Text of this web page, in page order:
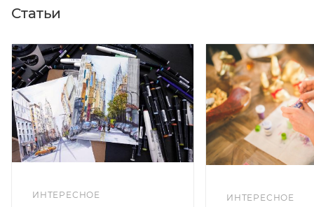
Статьи
ИНТЕРЕСНОЕ ИНТЕРЕСНОЕ